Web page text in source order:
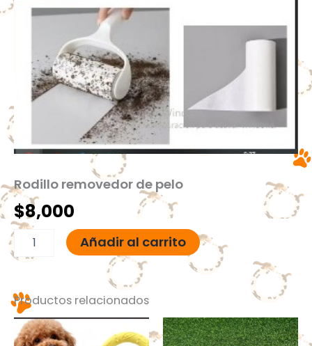
Rodillo removedor de pelo
$8,000
Añadir al carrito
Productos relacionados